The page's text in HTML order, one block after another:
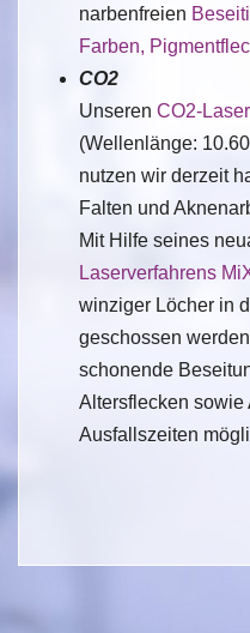
narbenfreien
Farben,
CO2
Unseren CO2-
(Wellenlänge:
nutzen wir derzeit
Falten und
Mit Hilfe seines
Laserverfahrens
winziger Löcher in
geschossen
schonende
Altersflecken sowie
Ausfallszeiten